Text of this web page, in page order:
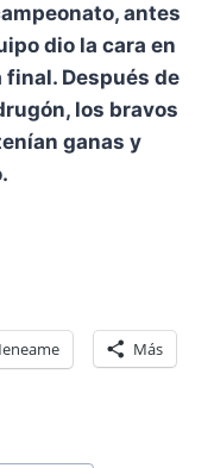
antes
dio la cara en
Después de
los bravos
ganas y
Más